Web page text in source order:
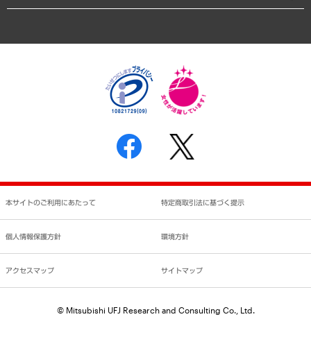
個人情報保護方針
反社会的勢力に対する基本方針
書面による個人情報の開示等の請求の手続きについて
本サイトのご利用にあたって 特定商取引法に基づく提示
個人情報保護方針 環境方針
アクセスマップ サイトマップ
© Mitsubishi UFJ Research and Consulting Co., Ltd.